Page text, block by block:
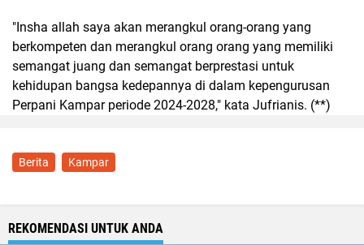
"Insha allah saya akan merangkul orang-orang yang
berkompeten dan merangkul orang orang yang memiliki
semangat juang dan semangat berprestasi untuk
kehidupan bangsa kedepannya di dalam kepengurusan
Perpani Kampar periode 2024-2028," kata Jufrianis. (**)
Berita Kampar
REKOMENDASI UNTUK ANDA